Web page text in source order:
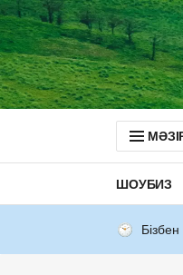
ШОУБИЗ